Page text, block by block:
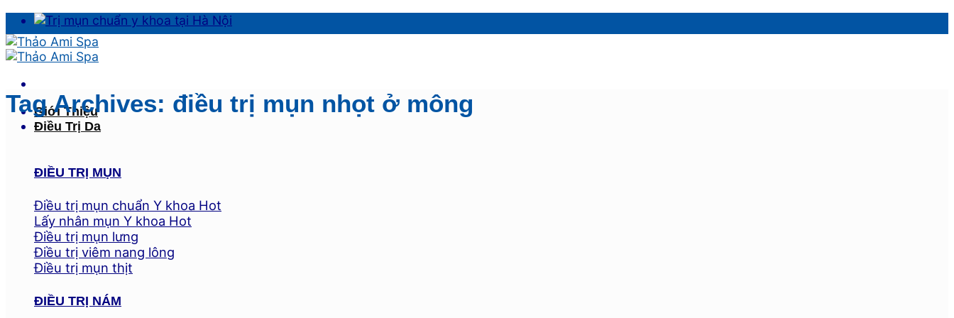
Skip
to
content
Giới Thiệu
Điều Trị Da
ĐIỀU TRỊ MỤN
Điều trị mụn chuẩn Y khoa
Lấy nhân mụn Y khoa
Điều trị mụn lưng
Điều trị viêm nang lông
Điều trị mụn thịt
ĐIỀU TRỊ NÁM
Tag Archives: điều trị mụn nhọt ở mông